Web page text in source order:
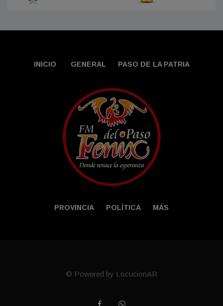
INICIO GENERAL PASO DE LA PATRIA
PROVINCIA POLÍTICA MÁS
© Powered by LocucionAR